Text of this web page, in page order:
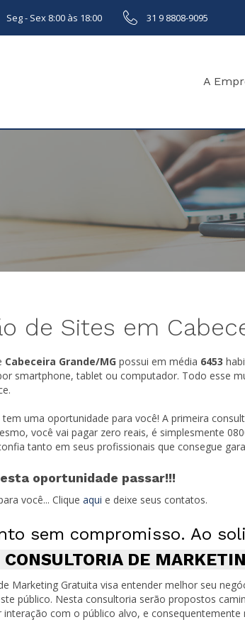
Seg - Sex 8:00 às 18:00 31 9 8808-9095
A
de Sites em
Cabeceira Grande/MG possui em média 6453
smartphone, tablet ou computador. Todo esse
tem uma oportunidade para você! A primeira
você vai pagar zero reais, é simplesmente
tanto em seus profissionais que consegue
oportunidade passar!!!
você... Clique aqui e deixe seus contatos.
sem compromisso. Ao
CONSULTORIA DE
Marketing Gratuita visa entender melhor seu
público. Nesta consultoria serão propostos
interação com o público alvo, e